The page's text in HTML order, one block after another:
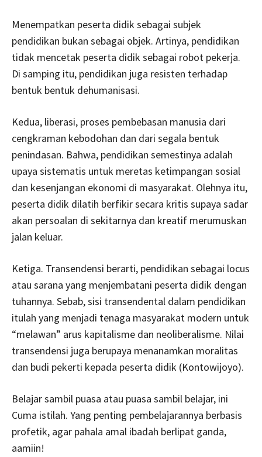
Menempatkan peserta didik sebagai subjek
pendidikan bukan sebagai objek. Artinya, pendidikan
tidak mencetak peserta didik sebagai robot pekerja.
Di samping itu, pendidikan juga resisten terhadap
bentuk bentuk dehumanisasi.
Kedua, liberasi, proses pembebasan manusia dari
cengkraman kebodohan dan dari segala bentuk
penindasan. Bahwa, pendidikan semestinya adalah
upaya sistematis untuk meretas ketimpangan sosial
dan kesenjangan ekonomi di masyarakat. Olehnya itu,
peserta didik dilatih berfikir secara kritis supaya sadar
akan persoalan di sekitarnya dan kreatif merumuskan
jalan keluar.
Ketiga. Transendensi berarti, pendidikan sebagai locus
atau sarana yang menjembatani peserta didik dengan
tuhannya. Sebab, sisi transendental dalam pendidikan
itulah yang menjadi tenaga masyarakat modern untuk
“melawan” arus kapitalisme dan neoliberalisme. Nilai
transendensi juga berupaya menanamkan moralitas
dan budi pekerti kepada peserta didik (Kontowijoyo).
Belajar sambil puasa atau puasa sambil belajar, ini
Cuma istilah. Yang penting pembelajarannya berbasis
profetik, agar pahala amal ibadah berlipat ganda,
aamiin!